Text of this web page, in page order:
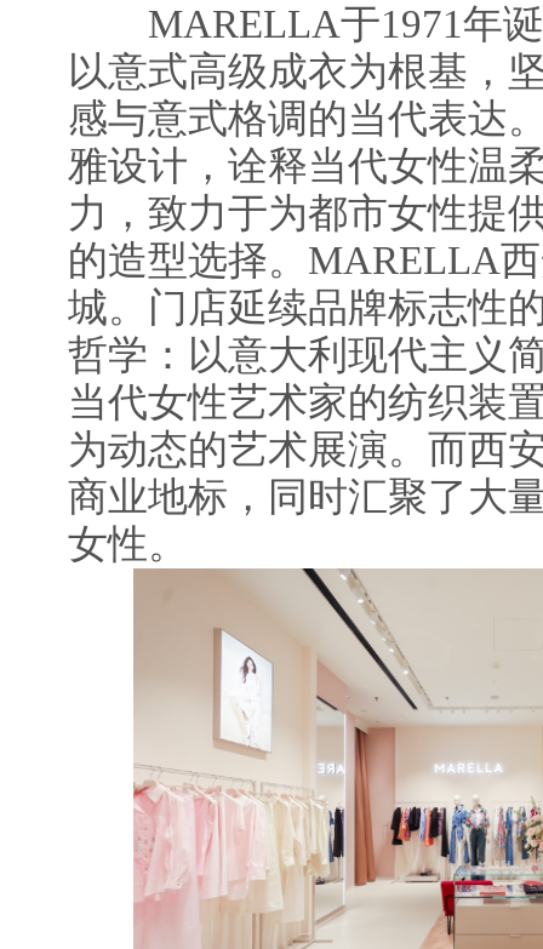
MARELLA于1971年诞
以意式高级成衣为根基，
感与意式格调的当代表达
雅设计，诠释当代女性温
力，致力于为都市女性提
的造型选择。MARELLA
城。门店延续品牌标志性
哲学：以意大利现代主义
当代女性艺术家的纺织装
为动态的艺术展演。而西
商业地标，同时汇聚了大
女性。